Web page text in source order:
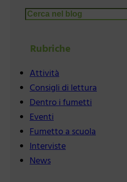
Cerca
Rubriche
Attività
Consigli di lettura
Dentro i fumetti
Eventi
Fumetto a scuola
Interviste
News